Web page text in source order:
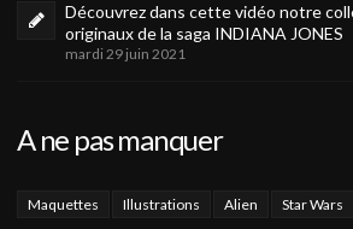
Découvrez dans cette vidéo notre
originaux de la saga INDIANA JONES
mardi 29 juin 2021
A ne pas manquer
Maquettes Illustrations Alien Star Wars